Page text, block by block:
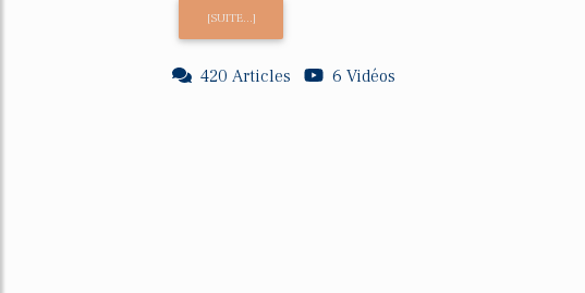
[SUITE...]
420 Articles 6 Vidéos